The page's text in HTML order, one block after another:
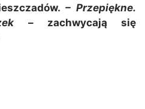
– Przepiękne.
–zachwycają się